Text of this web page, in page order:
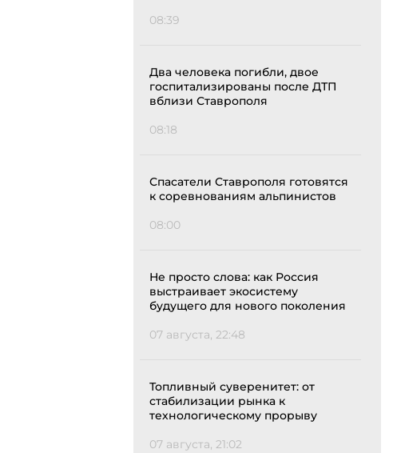
08:39
Два человека погибли, двое
госпитализированы после ДТП
вблизи Ставрополя
08:18
Спасатели Ставрополя готовятся
к соревнованиям альпинистов
08:00
Не просто слова: как Россия
выстраивает экосистему
будущего для нового поколения
07 августа, 22:48
Топливный суверенитет: от
стабилизации рынка к
технологическому прорыву
07 августа, 21:02